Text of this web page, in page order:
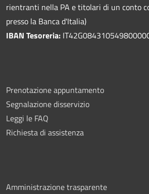
rientranti nella PA e titolari di un conto
presso la Banca d'Italia)
IBAN Tesoreria:
Prenotazione appuntamento
Segnalazione disservizio
Leggi le FAQ
Richiesta di assistenza
Amministrazione trasparente